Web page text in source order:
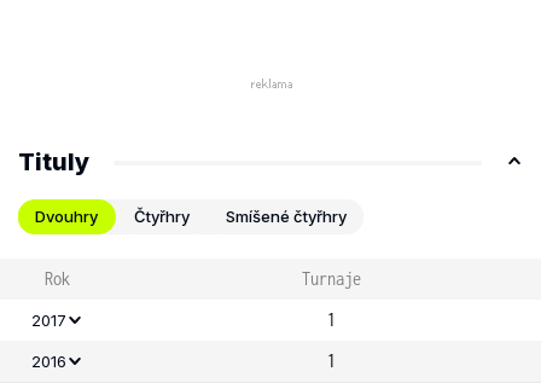
Tituly
Dvouhry Čtyřhry Smíšené čtyřhry
Rok Turnaje
2017 1
2016
1